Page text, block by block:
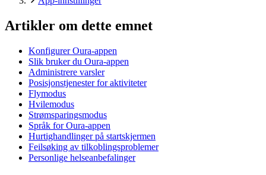
Artikler om dette emnet
Konfigurer Oura-appen
Slik bruker du Oura-appen
Administrere varsler
Posisjonstjenester for aktiviteter
Flymodus
Hvilemodus
Strømsparingsmodus
Språk for Oura-appen
Hurtighandlinger på startskjermen
Feilsøking av tilkoblingsproblemer
Personlige helseanbefalinger